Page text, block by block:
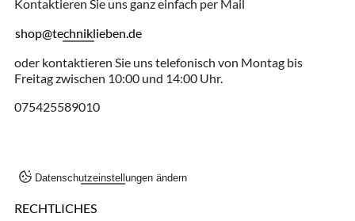
Kontaktieren Sie uns ganz einfach per Mail
shop@techniklieben.de
oder kontaktieren Sie uns telefonisch von Montag bis
Freitag zwischen 10:00 und 14:00 Uhr.
075425589010
Datenschutzeinstellungen ändern
RECHTLICHES